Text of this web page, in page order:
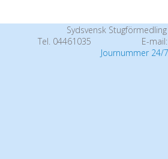
Sydsvensk
Tel. 04461035
E-mail:
Journummer 24/7